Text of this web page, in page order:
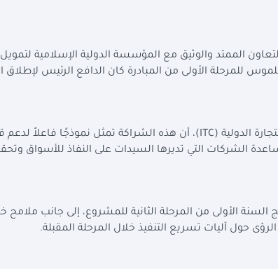
الممتد والوثيق مع المؤسسة الدولية الإسلامية
للمرحلة الأولى من المبادرة كان الدافع الرئيس لإطلاق
الدولية (ITC)، أن هذه الشراكة تمثل نموذجًا فاعلاً
الشركات التي تديرها السيدات على النفاذ للأسواق
الأولى من المرحلة الثانية للمشروع، إلى جانب